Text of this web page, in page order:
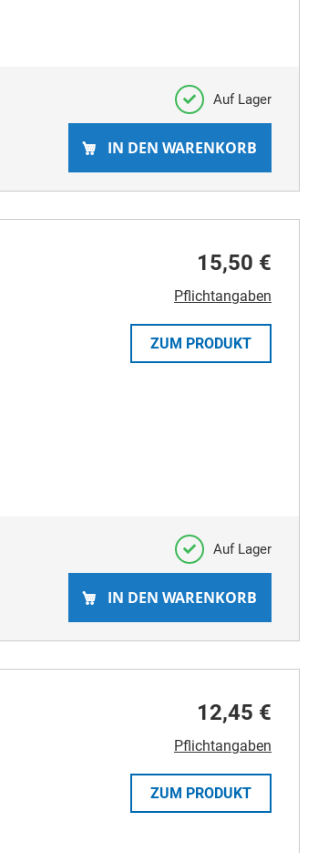
Auf Lager
IN DEN WARENKORB
15,50 €
Pflichtangaben
ZUM PRODUKT
Auf Lager
IN DEN WARENKORB
12,45 €
Pflichtangaben
ZUM PRODUKT